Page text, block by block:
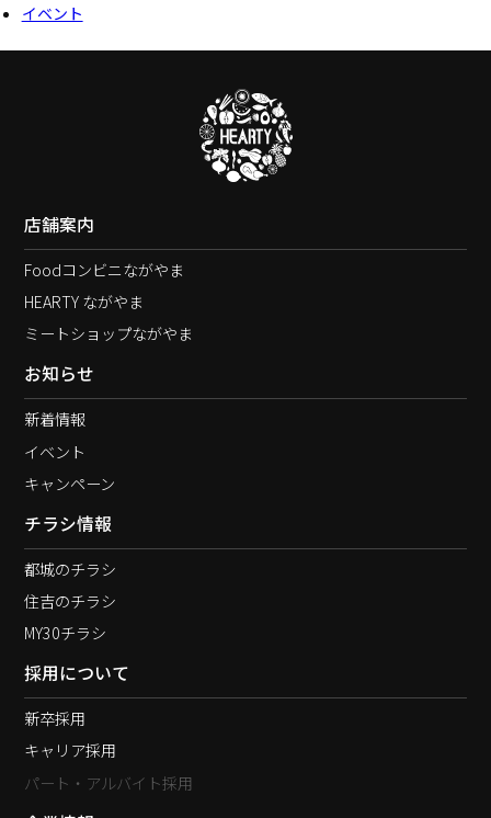
イベント
店舗案内
Foodコンビニながやま
HEARTY ながやま
ミートショップながやま
お知らせ
新着情報
イベント
キャンペーン
チラシ情報
都城のチラシ
住吉のチラシ
MY30チラシ
採用について
新卒採用
キャリア採用
パート・アルバイト採用